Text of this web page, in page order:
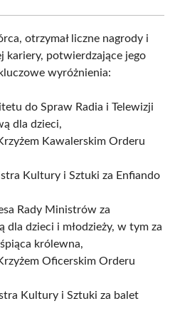
otrzymał liczne nagrody i
kariery, potwierdzające jego
wyróżnienia:
do Spraw Radia i Telewizji
dla dzieci,
Kawalerskim Orderu
Kultury i Sztuki za Enfiando
Rady Ministrów za
dla dzieci i młodzieży, w tym za
królewna,
Oficerskim Orderu
Kultury i Sztuki za balet